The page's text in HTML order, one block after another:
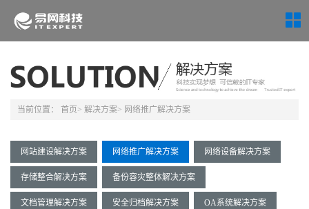
当前位置： 首页 > 解决方案> 网络推广解决方案
网站建设解决方案 网络推广解决方案 网络设备解决方案
存储整合解决方案 备份容灾整体解决方案
文档管理解决方案 安全归档解决方案 OA系统解决方案